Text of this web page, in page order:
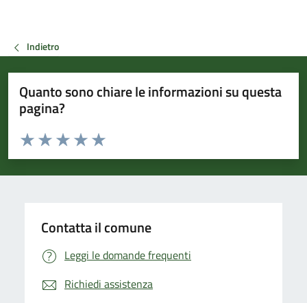
Indietro
Quanto sono chiare le informazioni su questa
pagina?
Valuta da 1 a 5 stelle la pagina
Valuta 5 stelle su 5
Valuta 4 stelle su 5
Valuta 3 stelle su 5
Valuta 2 stelle su 5
Valuta 1 stelle su 5
Contatta il comune
Leggi le domande frequenti
Richiedi assistenza